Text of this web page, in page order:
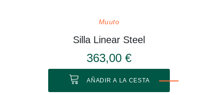
Muuto
Silla Linear Steel
363,00 €
AÑADIR A LA CESTA